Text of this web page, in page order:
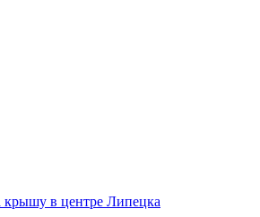
крышу в центре Липецка